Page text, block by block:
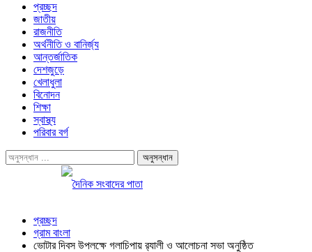
প্রচ্ছদ
জাতীয়
রাজনীতি
অর্থনীতি ও বানির্জ্য
আন্তর্জাতিক
দেশজুড়ে
খেলাধুলা
বিনোদন
শিক্ষা
স্বাস্থ্য
পরিবার বর্গ
প্রচ্ছদ
গ্রাম বাংলা
ভোটার দিবস উপলক্ষে গলাচিপায় র‍্যালী ও আলোচনা সভা অনুষ্ঠিত